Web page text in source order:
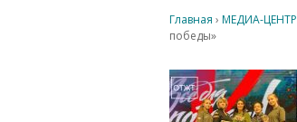
Главная › МЕДИА-ЦЕНТР
победы»